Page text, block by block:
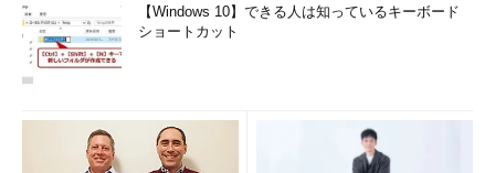
【Windows 10】できる人は知っているキーボード
ショートカット